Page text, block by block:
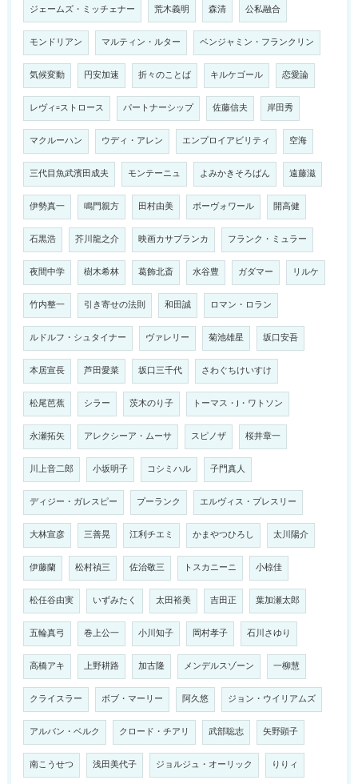
ジェームズ・ミッチェナー 荒木義明 森清 公私融合
モンドリアン マルティン・ルター ベンジャミン・フランクリン
気候変動 円安加速 折々のことば キルケゴール 恋愛論
レヴィ=ストロース パートナーシップ 佐藤信夫 岸田秀
マクルーハン ウディ・アレン エンプロイアビリティ 空海
三代目魚武濱田成夫 モンテーニュ よみかきそろばん 遠藤滋
伊勢真一 鳴門親方 田村由美 ボーヴォワール 開高健
石黒浩 芥川龍之介 映画カサブランカ フランク・ミュラー
夜間中学 樹木希林 葛飾北斎 水谷豊 ガダマー リルケ
竹内整一 引き寄せの法則 和田誠 ロマン・ロラン
ルドルフ・シュタイナー ヴァレリー 菊池雄星 坂口安吾
本居宣長 芦田愛菜 坂口三千代 さわぐちけいすけ
松尾芭蕉 シラー 茨木のり子 トーマス・J・ワトソン
永瀬拓矢 アレクシーア・ムーサ スピノザ 桜井章一
川上音二郎 小坂明子 コシミハル 子門真人
ディジー・ガレスピー プーランク エルヴィス・プレスリー
大林宣彦 三善晃 江利チエミ かまやつひろし 太川陽介
伊藤蘭 松村禎三 佐治敬三 トスカニーニ 小椋佳
松任谷由実 いずみたく 太田裕美 吉田正 葉加瀬太郎
五輪真弓 巻上公一 小川知子 岡村孝子 石川さゆり
高橋アキ 上野耕路 加古隆 メンデルスゾーン 一柳慧
クライスラー ボブ・マーリー 阿久悠 ジョン・ウイリアムズ
アルバン・ベルク クロード・チアリ 武部聡志 矢野顕子
南こうせつ 浅田美代子 ジョルジュ・オーリック りりィ